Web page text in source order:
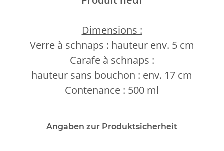
Dimensions :
Verre à schnaps : hauteur env. 5 cm
Carafe à schnaps :
hauteur sans bouchon : env. 17 cm
Contenance : 500 ml
Angaben zur Produktsicherheit